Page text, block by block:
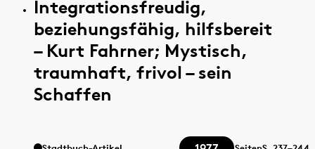
Integrationsfreudig,
beziehungsfähig, hilfsbereit
– Kurt Fahrner; Mystisch,
traumhaft, frivol – sein
Schaffen